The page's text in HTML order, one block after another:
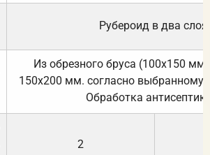
Рубероид в два слоя.
Из обрезного бруса (100х150
150х200 мм. согласно выбранному
Обработка
2